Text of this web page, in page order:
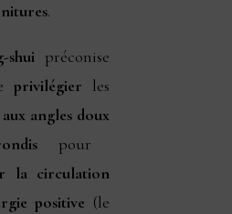
.
shui préconise
privilégier les
angles doux
pour
la circulation
positive (le